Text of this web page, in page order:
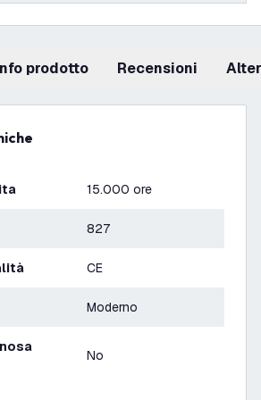
info prodotto recensioni
15.000 ore
827
CE
Moderno
No